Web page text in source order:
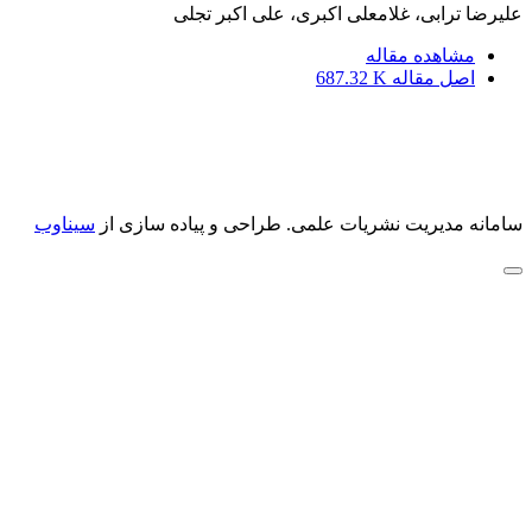
علیرضا ترابی، غلامعلی اکبری، علی اکبر تجلی
مشاهده مقاله
اصل مقاله 687.32 K
سامانه مدیریت نشریات علمی. طراحی و پیاده سازی از سیناوب